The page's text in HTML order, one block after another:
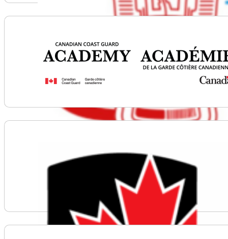
Voir plus d'informations sur Carleton University